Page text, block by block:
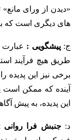
«دیدن از ورای
های دیگری است که
ج:پیشگویی : عبارت
طریق هیچ فرآیند
برخی نیز این پدیده
آینده که ممکن است
این پدیده، به پیش
د:جنبش فرا روانی